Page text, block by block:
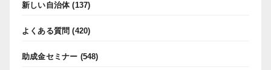
新しい自治体(137)
よくある質問 (420)
助成金セミナー (548)